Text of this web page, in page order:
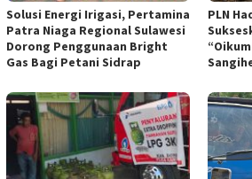
Solusi Energi Irigasi, Pertamina
Patra Niaga Regional Sulawesi
Dorong Penggunaan Bright
Gas Bagi Petani Sidrap
PLN